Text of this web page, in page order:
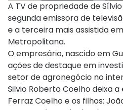
A TV de propriedade de
segunda emissora de
e a terceira mais assistida
Metropolitana.
O empresário, nascido em
ações de destaque em
setor de agronegócio no
Silvio Roberto Coelho deixa
Ferraz Coelho e os filhos: